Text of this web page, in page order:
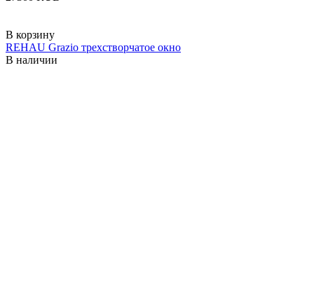
В корзину
REHAU Grazio трехстворчатое окно
В наличии